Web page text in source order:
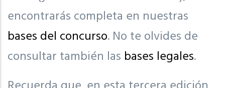
encontrarás completa en nuestras
bases del concurso. No te olvides de
consultar también las bases legales.